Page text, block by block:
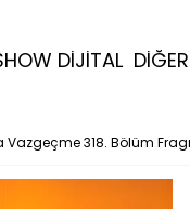
DİJİTAL DİĞER
Vazgeçme 318. Bölüm